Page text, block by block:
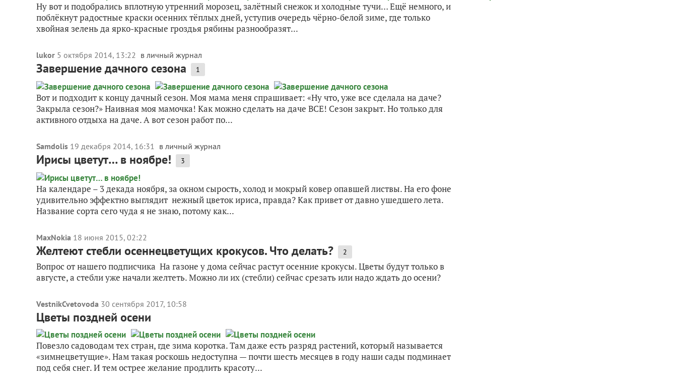
Ну вот и подобрались вплотную утренний морозец, залётный снежок и холодные тучи… Ещё немного, и
поблёкнут радостные краски осенних тёплых дней, уступив очередь чёрно-белой зиме, где только
хвойная зелень да ярко-красные гроздья рябины разнообразят...
lukor 5 октября 2014, 13:22 в личный журнал
Завершение дачного сезона 1
Вот и подходит к концу дачный сезон. Моя мама меня спрашивает: «Ну что, уже все сделала на даче?
Закрыла сезон?» Наивная моя мамочка! Как можно сделать на даче ВСЕ! Сезон закрыт. Но только для
активного отдыха на даче. А вот сезон работ по...
Samdolis 19 декабря 2014, 16:31 в личный журнал
Ирисы цветут… в ноябре! 3
На календаре – 3 декада ноября, за окном сырость, холод и мокрый ковер опавшей листвы. На его фоне
удивительно эффектно выглядит нежный цветок ириса, правда? Как привет от давно ушедшего лета.
Название сорта сего чуда я не знаю, потому как...
MaxNokia 18 июня 2015, 02:22
Желтеют стебли осеннецветущих крокусов. Что делать? 2
Вопрос от нашего подписчика На газоне у дома сейчас растут осенние крокусы. Цветы будут только в
августе, а стебли уже начали желтеть. Можно ли их (стебли) сейчас срезать или надо ждать до осени?
VestnikCvetovoda 30 сентября 2017, 10:58
Цветы поздней осени
Повезло садоводам тех стран, где зима коротка. Там даже есть разряд растений, который называется
«зимнецветущие». Нам такая роскошь недоступна — почти шесть месяцев в году наши сады подминает
под себя снег. И тем острее желание продлить красоту...